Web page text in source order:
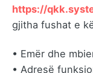
https://
gjitha fushat e
• Emër dhe
• Adresë